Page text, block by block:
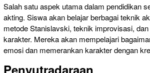
Salah satu aspek utama dalam pendidikan
akting. Siswa akan belajar berbagai teknik
metode Stanislavski, teknik improvisasi,
karakter. Mereka akan mempelajari
emosi dan memerankan karakter dengan
Penyutradaraan